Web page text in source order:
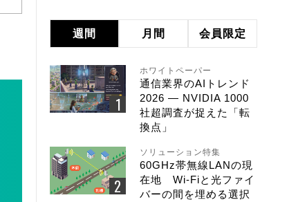
週間 月間 会員限定
ホワイトペーパー
通信業界のAIトレンド
2026 ― NVIDIA 1000
社超調査が捉えた「転
換点」
ソリューション特集
60GHz帯無線LANの現
在地 Wi-Fiと光ファイ
バーの間を埋める選択